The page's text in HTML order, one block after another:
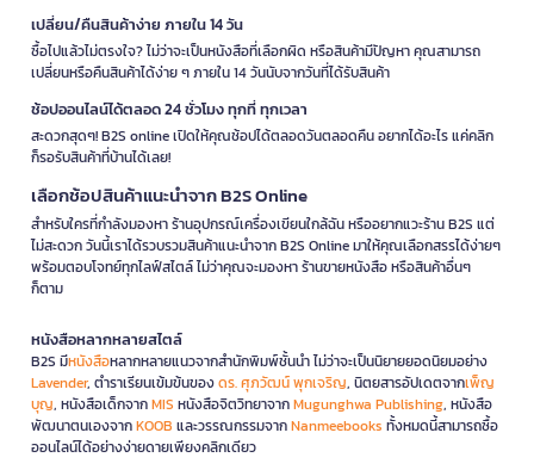
เปลี่ยน/คืนสินค้าง่าย ภายใน 14 วัน
ซื้อไปแล้วไม่ตรงใจ? ไม่ว่าจะเป็นหนังสือที่เลือกผิด หรือสินค้ามีปัญหา คุณสามารถ
เปลี่ยนหรือคืนสินค้าได้ง่าย ๆ ภายใน 14 วันนับจากวันที่ได้รับสินค้า
ช้อปออนไลน์ได้ตลอด 24 ชั่วโมง ทุกที่ ทุกเวลา
สะดวกสุดๆ! B2S online เปิดให้คุณช้อปได้ตลอดวันตลอดคืน อยากได้อะไร แค่คลิก
ก็รอรับสินค้าที่บ้านได้เลย!
เลือกช้อปสินค้าแนะนำจาก B2S Online
สำหรับใครที่กำลังมองหา ร้านอุปกรณ์เครื่องเขียนใกล้ฉัน หรืออยากแวะร้าน B2S แต่
ไม่สะดวก วันนี้เราได้รวบรวมสินค้าแนะนำจาก B2S Online มาให้คุณเลือกสรรได้ง่ายๆ
พร้อมตอบโจทย์ทุกไลฟ์สไตล์ ไม่ว่าคุณจะมองหา ร้านขายหนังสือ หรือสินค้าอื่นๆ
ก็ตาม
หนังสือหลากหลายสไตล์
B2S มีหนังสือหลากหลายแนวจากสำนักพิมพ์ชั้นนำ ไม่ว่าจะเป็นนิยายยอดนิยมอย่าง
Lavender, ตำราเรียนเข้มข้นของดร. ศุภวัฒน์ พุกเจริญ, นิตยสารอัปเดตจากเพ็ญ
บุญ, หนังสือเด็กจากMIS หนังสือจิตวิทยาจากMugunghwa Publishing, หนังสือ
พัฒนาตนเองจากKOOB และวรรณกรรมจากNanmeebooks ทั้งหมดนี้สามารถซื้อ
ออนไลน์ได้อย่างง่ายดายเพียงคลิกเดียว